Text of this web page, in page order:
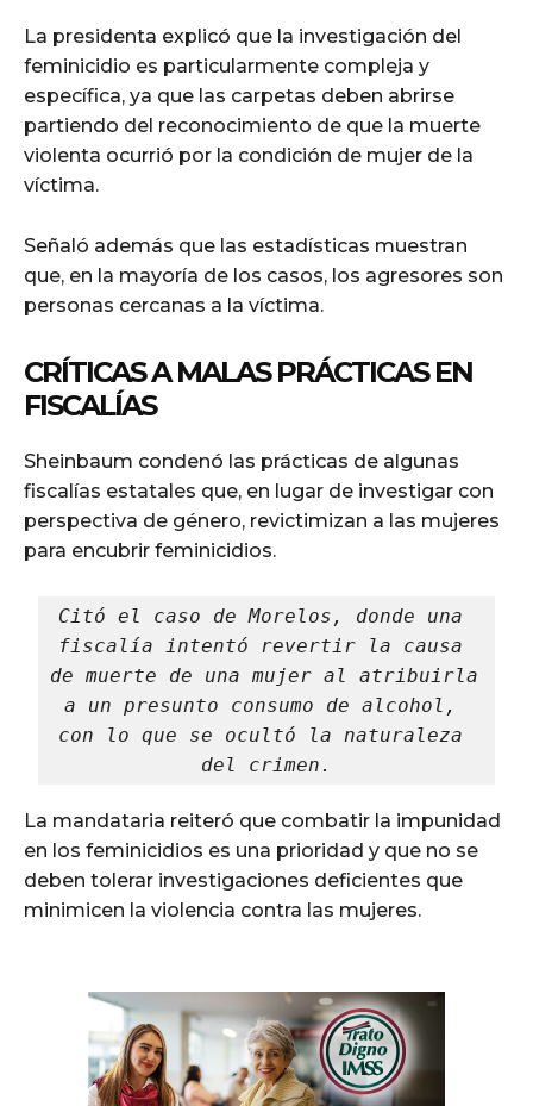
La presidenta explicó que la investigación del
feminicidio es particularmente compleja y
específica, ya que las carpetas deben abrirse
partiendo del reconocimiento de que la muerte
violenta ocurrió por la condición de mujer de la
víctima.
Señaló además que las estadísticas muestran
que, en la mayoría de los casos, los agresores son
personas cercanas a la víctima.
CRÍTICAS A MALAS PRÁCTICAS EN
FISCALÍAS
Sheinbaum condenó las prácticas de algunas
fiscalías estatales que, en lugar de investigar con
perspectiva de género, revictimizan a las mujeres
para encubrir feminicidios.
Citó el caso de Morelos, donde una
fiscalía intentó revertir la causa
de muerte de una mujer al atribuirla
a un presunto consumo de alcohol,
con lo que se ocultó la naturaleza
del crimen.
La mandataria reiteró que combatir la impunidad
en los feminicidios es una prioridad y que no se
deben tolerar investigaciones deficientes que
minimicen la violencia contra las mujeres.